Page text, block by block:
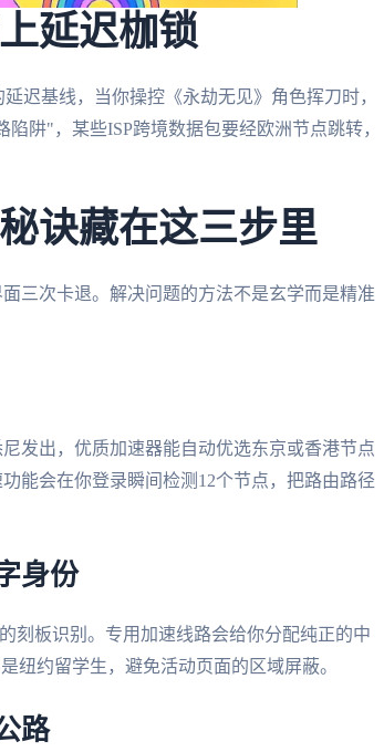
延迟枷锁
迟基线，当你操控《永劫无见》角色挥刀时，
阱"，某些ISP跨境数据包要经欧洲节点跳转，
诀藏在这三步里
三次卡退。解决问题的方法不是玄学而是精准
发出，优质加速器能自动优选东京或香港节点
能会在你登录瞬间检测12个节点，把路由路径
身份
刻板识别。专用加速线路会给你分配纯正的中
纽约留学生，避免活动页面的区域屏蔽。
路